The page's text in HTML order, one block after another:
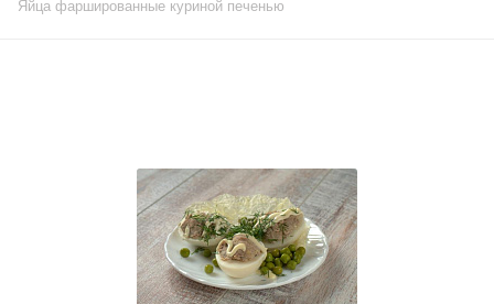
Яйца фаршированные куриной печенью